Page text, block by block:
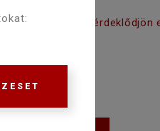
időről kérjük érdeklődjön